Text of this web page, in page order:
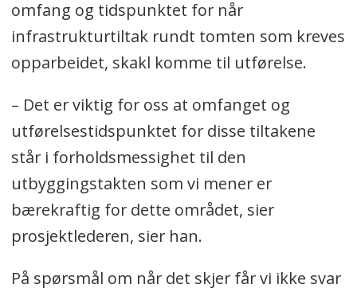
omfang og tidspunktet for når
infrastrukturtiltak rundt tomten som kreves
opparbeidet, skakl komme til utførelse.
– Det er viktig for oss at omfanget og
utførelsestidspunktet for disse tiltakene
står i forholdsmessighet til den
utbyggingstakten som vi mener er
bærekraftig for dette området, sier
prosjektlederen, sier han.
På spørsmål om når det skjer får vi ikke svar